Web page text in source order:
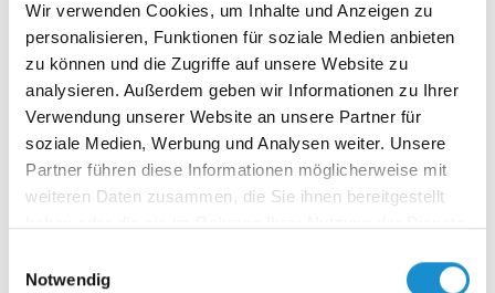
Wir verwenden Cookies, um Inhalte und Anzeigen zu
personalisieren, Funktionen für soziale Medien anbieten
zu können und die Zugriffe auf unsere Website zu
analysieren. Außerdem geben wir Informationen zu Ihrer
Verwendung unserer Website an unsere Partner für
soziale Medien, Werbung und Analysen weiter. Unsere
Partner führen diese Informationen möglicherweise mit
weiteren Daten zusammen, die Sie ihnen bereitgestellt
Notwendig
ist kein Zufall – Critical Incident Teil 2
Wenn Vertrauen schwindet und Angst regiert, braucht es
keine einfachen Antworten – sondern mutige
Entscheidungen. Der erste…
17.04.2025
Angst in Deutschland, zwei Seiten einer